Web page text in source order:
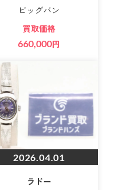
ビッグバン
買取価格
660,000円
2026.04.01
ラドー